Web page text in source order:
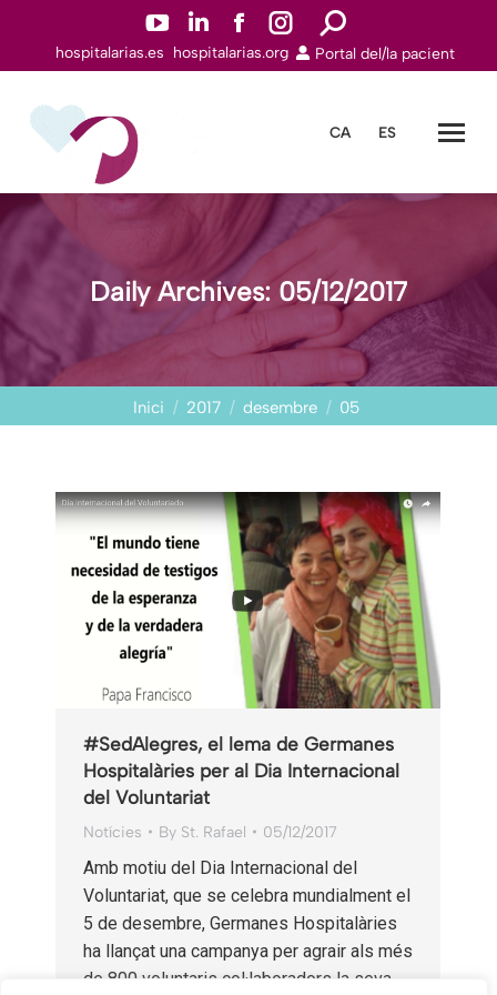
YouTube
page
window
Linkedin
page
window
Facebook
page
window
Instagram
page
window
Search:
hospitalarias.es hospitalarias.org Portal del/la pacient
CA ES
Daily Archives:05/12/2017
Inici 2017 desembre 05
#SedAlegres, el lema de Germanes
Hospitalàries per al Dia Internacional
del Voluntariat
Notícies By St. Rafael 05/12/2017
Amb motiu del Dia Internacional del
Voluntariat, que se celebra mundialment el
5 de desembre, Germanes Hospitalàries
ha llançat una campanya per agrair als més
de 800 voluntaris col·laboradors la seva…